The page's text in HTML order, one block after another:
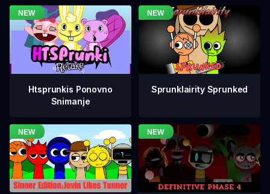
Htsprunkis Ponovno
Snimanje
Sprunklairity Sprunked